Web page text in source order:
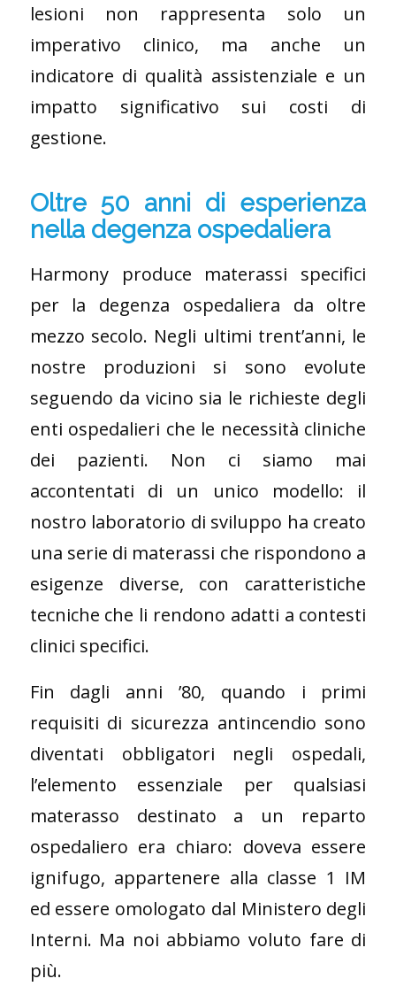
lesioni non rappresenta solo un
imperativo clinico, ma anche un
indicatore di qualità assistenziale e un
impatto significativo sui costi di
gestione.
Oltre 50 anni di esperienza
nella degenza ospedaliera
Harmony produce materassi specifici
per la degenza ospedaliera da oltre
mezzo secolo. Negli ultimi trent’anni, le
nostre produzioni si sono evolute
seguendo da vicino sia le richieste degli
enti ospedalieri che le necessità cliniche
dei pazienti. Non ci siamo mai
accontentati di un unico modello: il
nostro laboratorio di sviluppo ha creato
una serie di materassi che rispondono a
esigenze diverse, con caratteristiche
tecniche che li rendono adatti a contesti
clinici specifici.
Fin dagli anni ’80, quando i primi
requisiti di sicurezza antincendio sono
diventati obbligatori negli ospedali,
l’elemento essenziale per qualsiasi
materasso destinato a un reparto
ospedaliero era chiaro: doveva essere
ignifugo, appartenere alla classe 1 IM
ed essere omologato dal Ministero degli
Interni. Ma noi abbiamo voluto fare di
più.